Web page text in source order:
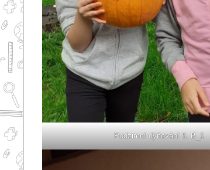
Podzimní dýňování 5. B_1